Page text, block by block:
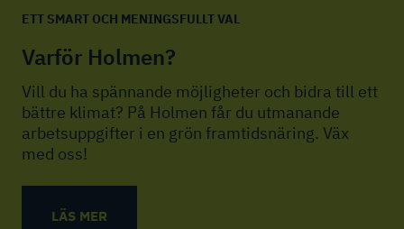
ETT SMART OCH MENINGSFULLT VAL
Varför Holmen?
Vill du ha spännande möjligheter och bidra till ett
bättre klimat? På Holmen får du utmanande
arbetsuppgifter i en grön framtidsnäring. Väx
med oss!
LÄS MER